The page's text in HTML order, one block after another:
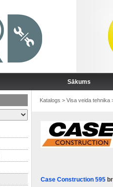
Sākums
Katalogs > Visa veida tehnika
Case Construction 595